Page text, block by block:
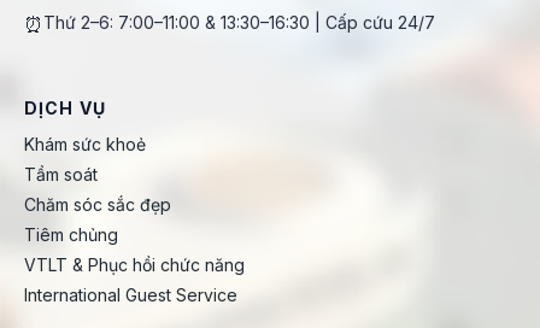
⏰ Thứ 2–6: 7:00–11:00 & 13:30–16:30 | Cấp cứu 24/7
DỊCH VỤ
Khám sức khoẻ
Tầm soát
Chăm sóc sắc đẹp
Tiêm chủng
VTLT & Phục hồi chức năng
International Guest Service